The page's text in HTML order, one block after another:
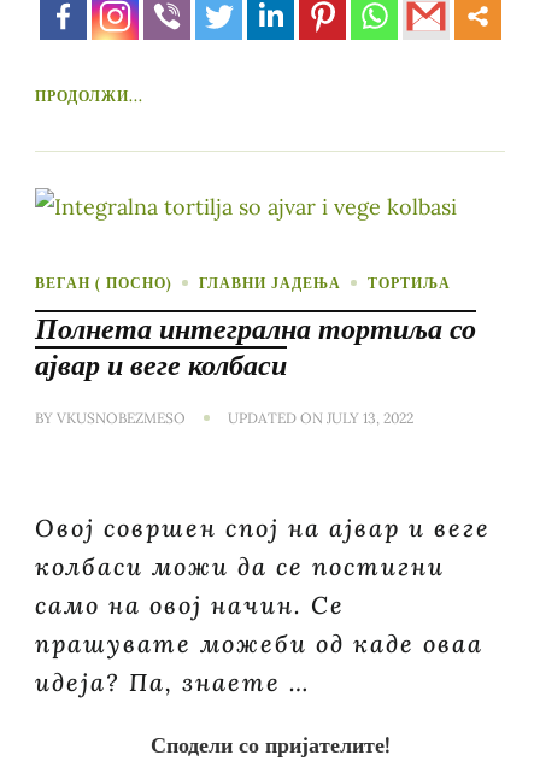
ПРОДОЛЖИ...
ВЕГАН ( ПОСНО) ГЛАВНИ ЈАДЕЊА ТОРТИЉА
Полнета интегрална тортиља со
ајвар и веге колбаси
BY VKUSNOBEZMESO UPDATED ON JULY 13, 2022
Овој совршен спој на ајвар и веге
колбаси можи да се постигни
само на овој начин. Се
прашувате можеби од каде оваа
идеја? Па, знаете …
Сподели со пријателите!